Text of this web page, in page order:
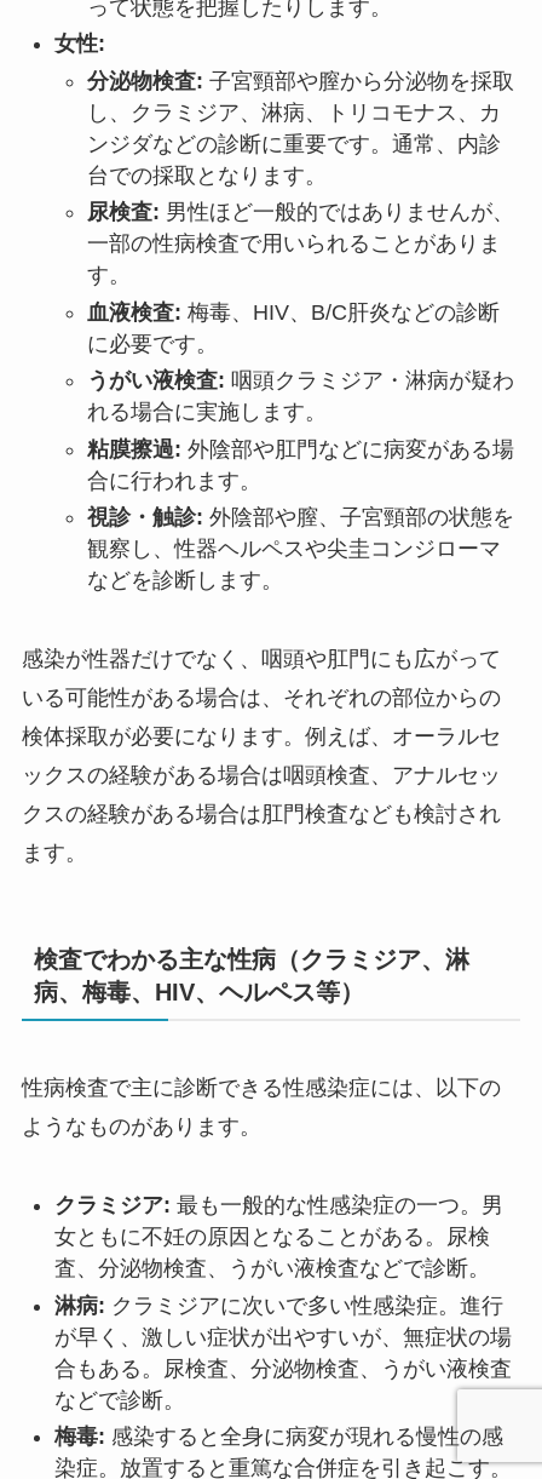
って状態を把握したりします。
女性:
分泌物検査: 子宮頸部や膣から分泌物を採取
し、クラミジア、淋病、トリコモナス、カ
ンジダなどの診断に重要です。通常、内診
台での採取となります。
尿検査: 男性ほど一般的ではありませんが、
一部の性病検査で用いられることがありま
す。
血液検査: 梅毒、HIV、B/C肝炎などの診断
に必要です。
うがい液検査: 咽頭クラミジア・淋病が疑わ
れる場合に実施します。
粘膜擦過: 外陰部や肛門などに病変がある場
合に行われます。
視診・触診: 外陰部や膣、子宮頸部の状態を
観察し、性器ヘルペスや尖圭コンジローマ
などを診断します。
感染が性器だけでなく、咽頭や肛門にも広がって
いる可能性がある場合は、それぞれの部位からの
検体採取が必要になります。例えば、オーラルセ
ックスの経験がある場合は咽頭検査、アナルセッ
クスの経験がある場合は肛門検査なども検討され
ます。
検査でわかる主な性病（クラミジア、淋
病、梅毒、HIV、ヘルペス等）
性病検査で主に診断できる性感染症には、以下の
ようなものがあります。
クラミジア: 最も一般的な性感染症の一つ。男
女ともに不妊の原因となることがある。尿検
査、分泌物検査、うがい液検査などで診断。
淋病: クラミジアに次いで多い性感染症。進行
が早く、激しい症状が出やすいが、無症状の場
合もある。尿検査、分泌物検査、うがい液検査
などで診断。
梅毒: 感染すると全身に病変が現れる慢性の感
染症。放置すると重篤な合併症を引き起こす。